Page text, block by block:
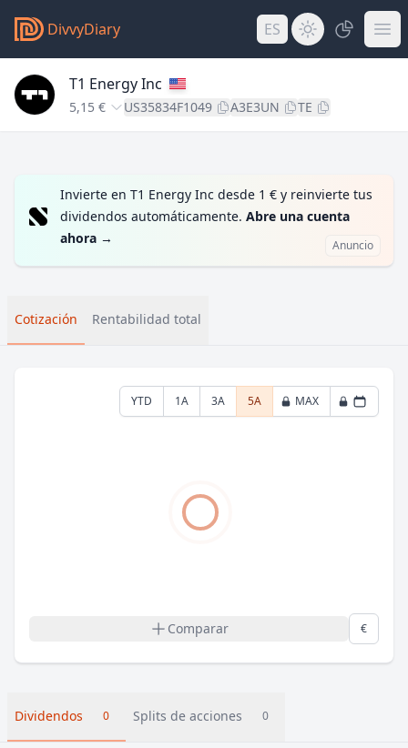
DivvyDiary ES
T1 Energy Inc
5,15 € US35834F1049 A3E3UN TE
Invierte en T1 Energy Inc desde 1 € y reinvierte tus
dividendos automáticamente. Abre una cuenta
ahora → Anuncio
Cotización Rentabilidad total
YTD 1A 3A 5A MAX
Comparar €
Dividendos 0 Splits de acciones 0